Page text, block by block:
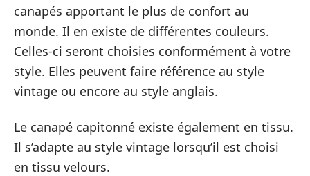
canapés apportant le plus de confort au
monde. Il en existe de différentes couleurs.
Celles-ci seront choisies conformément à votre
style. Elles peuvent faire référence au style
vintage ou encore au style anglais.
Le canapé capitonné existe également en tissu.
Il s’adapte au style vintage lorsqu’il est choisi
en tissu velours.